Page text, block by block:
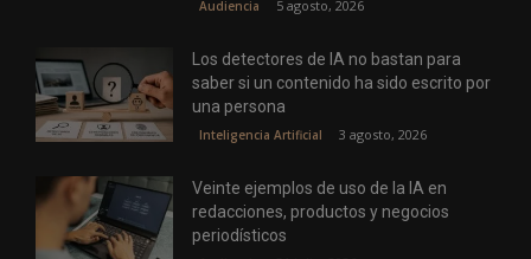
Audiencia 5 agosto, 2026
Los detectores de IA no bastan para
saber si un contenido ha sido escrito por
una persona
Inteligencia Artificial 3 agosto, 2026
Veinte ejemplos de uso de la IA en
redacciones, productos y negocios
periodísticos